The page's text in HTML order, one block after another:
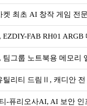
켓 최초 AI 창작 게임 전
EZDIY-FAB RH01 ARGB
팀그룹 노트북용 메모리
틸리티 드림Ⅱ, 캐디안 전
-퓨리오사AI, AI 보안